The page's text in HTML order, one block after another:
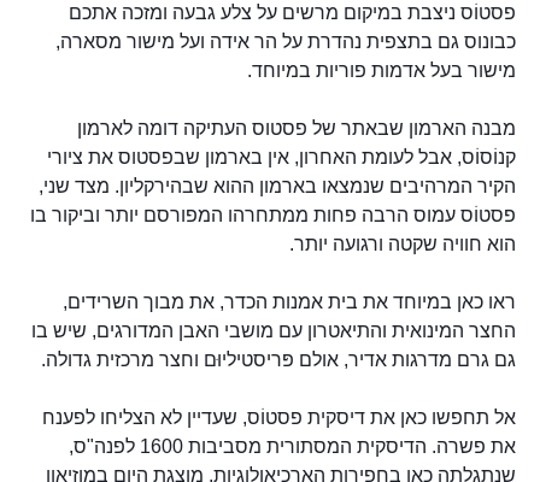
פסטוֹס ניצבת במיקום מרשים על צלע גבעה ומזכה אתכם
כבונוס גם בתצפית נהדרת על הר אידה ועל מישור מסארה,
מישור בעל אדמות פוריות במיוחד.
מבנה הארמון שבאתר של פסטוס העתיקה דומה לארמון
קנוֹסוֹס, אבל לעומת האחרון, אין בארמון שבפסטוס את ציורי
הקיר המרהיבים שנמצאו בארמון ההוא שבהירקליון. מצד שני,
פסטוֹס עמוס הרבה פחות ממתחרהו המפורסם יותר וביקור בו
הוא חוויה שקטה ורגועה יותר.
ראו כאן במיוחד את בית אמנות הכדר, את מבוך השרידים,
החצר המינואית והתיאטרון עם מושבי האבן המדורגים, שיש בו
גם גרם מדרגות אדיר, אולם פּריסטיליוּם וחצר מרכזית גדולה.
אל תחפשו כאן את דיסקית פסטוֹס, שעדיין לא הצליחו לפענח
את פשרה. הדיסקית המסתורית מסביבות 1600 לפנה"ס,
שנתגלתה כאן בחפירות הארכיאולוגיות, מוצגת היום במוזיאון